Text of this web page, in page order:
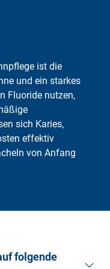
ist die
und ein starkes
Fluoride nutzen,
sich Karies,
effektiv
von Anfang
folgende